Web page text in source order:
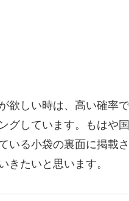
欲しい時は、高い確率
グしています。もはや
いる小袋の裏面に掲載
きたいと思います。